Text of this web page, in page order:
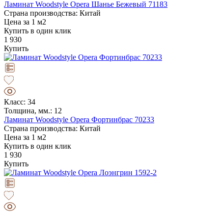
Ламинат Woodstyle Opera Шанье Бежевый 71183
Страна производства: Китай
Цена за 1 м2
Купить в один клик
1 930
Купить
Класс: 34
Толщина, мм.: 12
Ламинат Woodstyle Opera Фортинбрас 70233
Страна производства: Китай
Цена за 1 м2
Купить в один клик
1 930
Купить